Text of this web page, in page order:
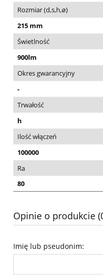
Rozmiar (d,s,h,ø)
215 mm
Świetlność
900lm
Okres gwarancyjny
-
Trwałość
h
Ilość włączeń
100000
Ra
80
Opinie o produkcie
Imię lub pseudonim: